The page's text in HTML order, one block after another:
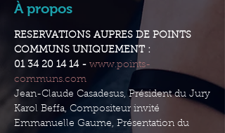
À propos
RESERVATIONS AUPRES DE POINTS
COMMUNS UNIQUEMENT :
01 34 20 14 14 - www.points-
communs.com
Jean-Claude Casadesus, Président du Jury
Karol Beffa, Compositeur invité
Emmanuelle Gaume, Présentation du